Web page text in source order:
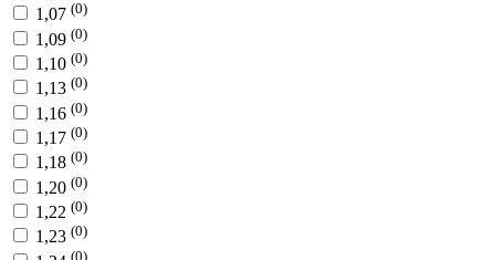
1,07 (0)
1,09 (0)
1,10 (0)
1,13 (0)
1,16 (0)
1,17 (0)
1,18 (0)
1,20 (0)
1,22 (0)
1,23 (0)
(0)